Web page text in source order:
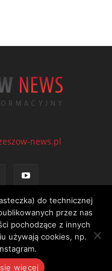
news.pl
Regulamin portalu
News. Wszystkie prawa
do technicznej
przez nas
pochodzące z innych
używają cookies, np.
więcej